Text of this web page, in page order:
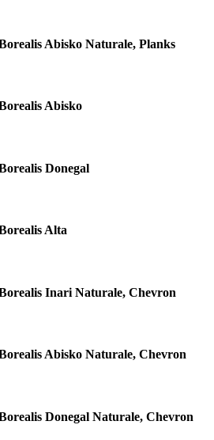
Abisko Naturale, Planks
Abisko
Donegal
Alta
Inari Naturale, Chevron
Abisko Naturale, Chevron
Donegal Naturale, Chevron